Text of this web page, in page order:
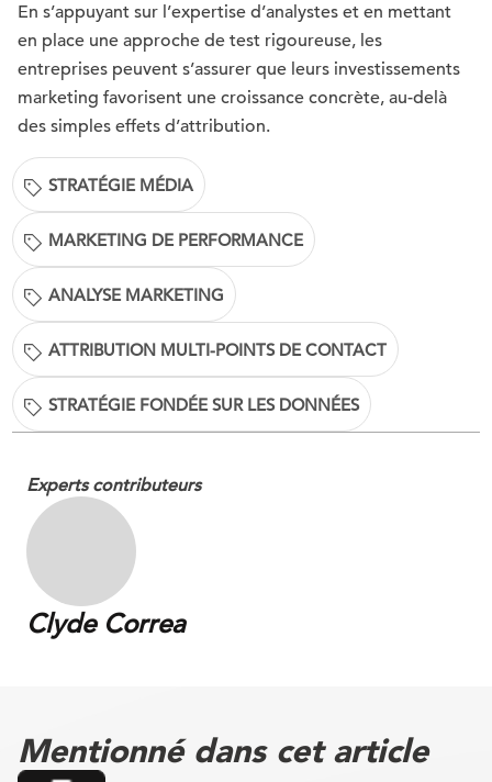
En s’appuyant sur l’expertise d’analystes et en mettant
en place une approche de test rigoureuse, les
entreprises peuvent s’assurer que leurs investissements
marketing favorisent une croissance concrète, au-delà
des simples effets d’attribution.
STRATÉGIE MÉDIA
MARKETING DE PERFORMANCE
ANALYSE MARKETING
ATTRIBUTION MULTI-POINTS DE CONTACT
STRATÉGIE FONDÉE SUR LES DONNÉES
Experts contributeurs
Clyde Correa
Mentionné dans cet article